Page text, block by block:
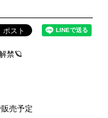
禁🪐
売予定